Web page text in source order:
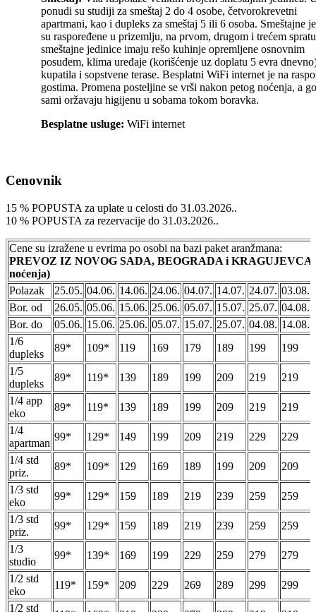
ponudi su studiji za smeštaj 2 do 4 osobe, četvorokrevetni
apartmani, kao i dupleks za smeštaj 5 ili 6 osoba. Smeštajne
su raspoređene u prizemlju, na prvom, drugom i trećem
smeštajne jedinice imaju rešo kuhinje opremljene osnovnim
posuđem, klima uređaje (korišćenje uz doplatu 5 evra
kupatila i sopstvene terase. Besplatni WiFi internet je na
gostima. Promena posteljine se vrši nakon petog noćenja, a
sami oržavaju higijenu u sobama tokom boravka.
Besplatne usluge: WiFi internet
Cenovnik
15 % POPUSTA za uplate u celosti do 31.03.2026..
10 % POPUSTA za rezervacije do 31.03.2026..
Cene su izražene u evrima po osobi na bazi paket aranžmana:
PREVOZ IZ NOVOG SADA, BEOGRADA i KRAGUJEVCA
noćenja)
Polazak
25.05. 04.06. 14.06. 24.06. 04.07. 14.07. 24.07. 03.08.
Bor. od
26.05. 05.06. 15.06. 25.06. 05.07. 15.07. 25.07. 04.08.
Bor. do
05.06. 15.06. 25.06. 05.07. 15.07. 25.07. 04.08. 14.08.
1/6
dupleks
89* 109* 119 169 179 189 199 199
1/5
dupleks
89* 119* 139 189 199 209 219 219
1/4 app
eko
89* 119* 139 189 199 209 219 219
1/4
apartman
99* 129* 149 199 209 219 229 229
1/4 std
priz.
89* 109* 129 169 189 199 209 209
1/3 std
eko
99* 129* 159 189 219 239 259 259
1/3 std
priz.
99* 129* 159 189 219 239 259 259
1/3
studio
99* 139* 169 199 229 259 279 279
1/2 std
eko
119* 159* 209 229 269 289 299 299
1/2 std